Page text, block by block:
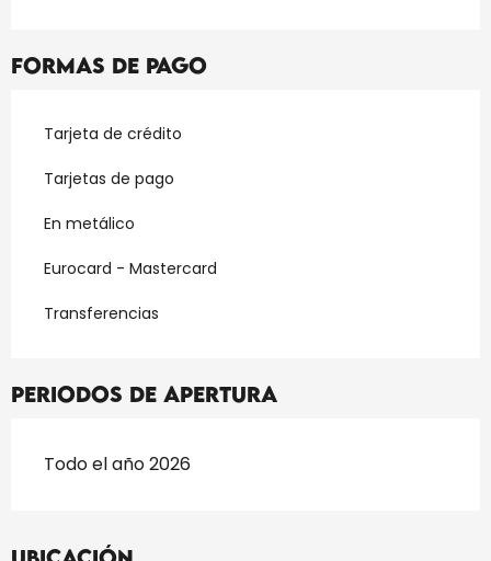
Formas de pago
Tarjeta de crédito
Tarjetas de pago
En metálico
Eurocard - Mastercard
Transferencias
Periodos de apertura
Todo el año 2026